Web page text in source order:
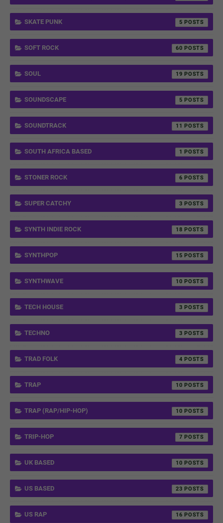
SKATE PUNK 5
SOFT ROCK 60
SOUL 19
SOUNDSCAPE 5
SOUNDTRACK 11
SOUTH AFRICA BASED 1
STONER ROCK 6
SUPER CATCHY 3
SYNTH INDIE ROCK 18
SYNTHPOP 15
SYNTHWAVE 10
TECH HOUSE 3
TECHNO 3
TRAD FOLK 4
TRAP 10
TRAP (RAP/HIP-HOP) 10
TRIP-HOP 7
UK BASED 10
US BASED 23
US RAP 16